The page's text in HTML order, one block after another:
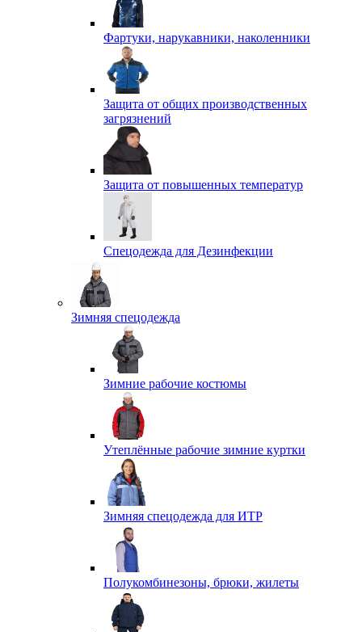
Фартуки, нарукавники, наколенники
Защита от общих производственных
загрязнений
Защита от повышенных температур
Спецодежда для Дезинфекции
Зимняя спецодежда
Зимние рабочие костюмы
Утеплённые рабочие зимние куртки
Зимняя спецодежда для ИТР
Полукомбинезоны, брюки, жилеты